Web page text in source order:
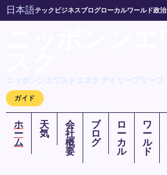
日本語テック ビジネスブログローカルワールド政治
ニッポンンエワスドエスク デイリーブリーフ
ガイド
ホ
ー
ム
天
気
会
社
概
要
ブ
ロ
グ
ロ
ー
カ
ル
ワ
ー
ル
ド